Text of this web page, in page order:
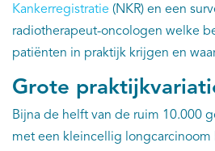
Kankerregistratie (NKR) en een
radiotherapeut-oncologen welke
patiënten in praktijk krijgen en
Grote
Bijna de helft van de ruim 10.000
met een kleincellig longcarcinoom